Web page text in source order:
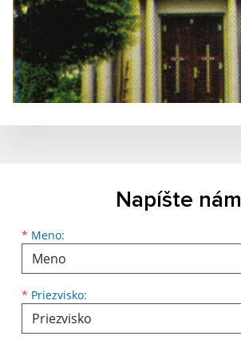
Napíšte nám
* Meno:
Meno
* Priezvisko:
Priezvisko
E-mailová adresa